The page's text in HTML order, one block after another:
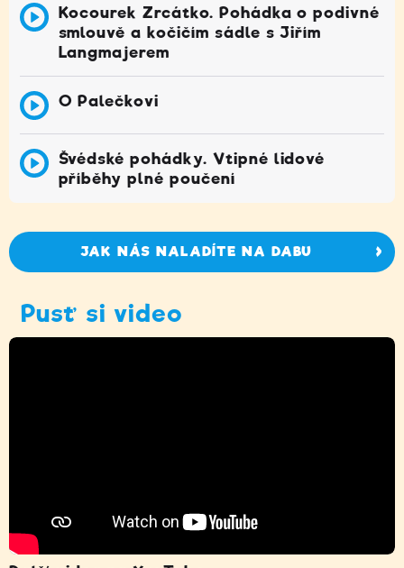
Kocourek Zrcátko. Pohádka o podivné
smlouvě a kočičím sádle s Jiřím
Langmajerem
O Palečkovi
Švédské pohádky. Vtipné lidové
příběhy plné poučení
JAK NÁS NALADÍTE NA DABU
Pusť si video